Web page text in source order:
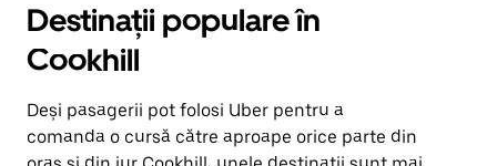
Destinații populare în
Cookhill
Deși pasagerii pot folosi Uber pentru a
comanda o cursă către aproape orice parte din